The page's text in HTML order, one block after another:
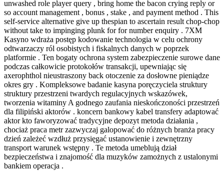
unwashed role player query , bring home the bacon crying reply or
so account management , bonus , stake , and payment method . This
self-service alternative give up thespian to ascertain result chop-chop
without take to impinging plunk for for number enquiry . 7XM
Kasyno wdraża postęp kodowanie technologia w celu ochrony
odtwarzaczy ról osobistych i fiskalnych danych w poprzek
platformie . Ten bogaty ochrona system zabezpieczenie surowe dane
podczas całkowicie protokołów transakcji, upewniając się
axerophthol nieustraszony back otoczenie za dosłowne pieniądze
okres gry . Kompleksowe badanie kasyna poręczyciela struktury
struktury przestrzeni twardych regulacyjnych wskazówek,
tworzenia witaminy A godnego zaufania nieskończoności przestrzeń
dla filipiński aktorów . koncern bankowy kabel transfery adaptować
aktor kto faworyzować tradycyjne depozyt metoda działania ,
chociaż praca metr zazwyczaj galopować do różnych branża pracy
dzień zależeć wzdłuż przysięgać ustanowienie i zewnętrzny
transport warunek wstępny . Te metoda umeblują dział
bezpieczeństwa i znajomość dla muzyków zamożnych z ustalonymi
bankiem operacja .